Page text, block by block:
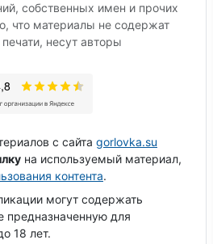
собственных имен и прочих
что материалы не содержат
несут авторы
с сайта gorlovka.su
на используемый материал,
контента.
могут содержать
предназначенную для
18 лет.